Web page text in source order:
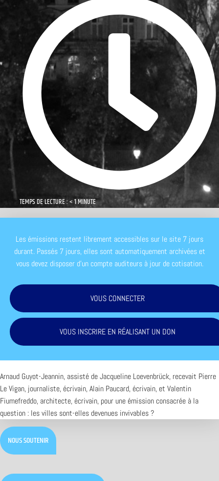
TEMPS DE LECTURE : < 1 MINUTE
Les émissions restent librement accessibles sur le site 7 jours
durant. Passés 7 jours, elles sont automatiquement archivées et
vous devez disposer d'un compte auditeurs à jour de cotisation.
VOUS CONNECTER
VOUS INSCRIRE EN RÉALISANT UN DON
Arnaud Guyot-Jeannin, assisté de Jacqueline Loevenbrück, recevait Pierre
Le Vigan, journaliste, écrivain, Alain Paucard, écrivain, et Valentin
Fiumefreddo, architecte, écrivain, pour une émission consacrée à la
question : les villes sont-elles devenues invivables ?
NOUS SOUTENIR